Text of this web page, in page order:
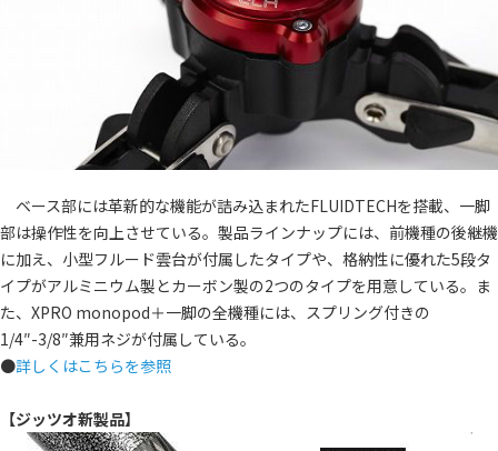
ベース部には革新的な機能が詰み込まれたFLUIDTECHを搭載、一脚
部は操作性を向上させている。製品ラインナップには、前機種の後継機
に加え、小型フルード雲台が付属したタイプや、格納性に優れた5段タ
イプがアルミニウム製とカーボン製の2つのタイプを用意している。ま
た、XPRO monopod＋一脚の全機種には、スプリング付きの
1/4″-3/8″兼用ネジが付属している。
●詳しくはこちらを参照
【ジッツオ新製品】